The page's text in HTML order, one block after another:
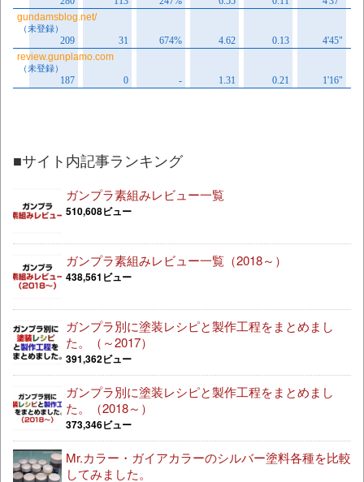
■サイト内記事ランキング
ガンプラ素組みレビュー一覧
510,608ビュー
ガンプラ素組みレビュー一覧（2018～）
438,561ビュー
ガンプラ別に塗装レシピと製作工程をまとめまし
た。（～2017）
391,362ビュー
ガンプラ別に塗装レシピと製作工程をまとめまし
た。（2018～）
373,346ビュー
Mr.カラー・ガイアカラーのシルバー塗料各種を比較
してみました。